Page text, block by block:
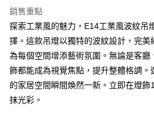
悠遊付
Google Pay
全盈+PAY
AFTEE先享後付
相關說明
【關於「AFTEE先享後付」】
銷售重點
探索工業風的魅力，E14工業風波紋吊
擇。這款吊燈以獨特的波紋設計，完美
為每個空間增添藝術氛圍。無論是客
飾都能成為視覺焦點，提升整體格調。
的家居空間瞬間煥然一新。立即在燈
抹光彩。